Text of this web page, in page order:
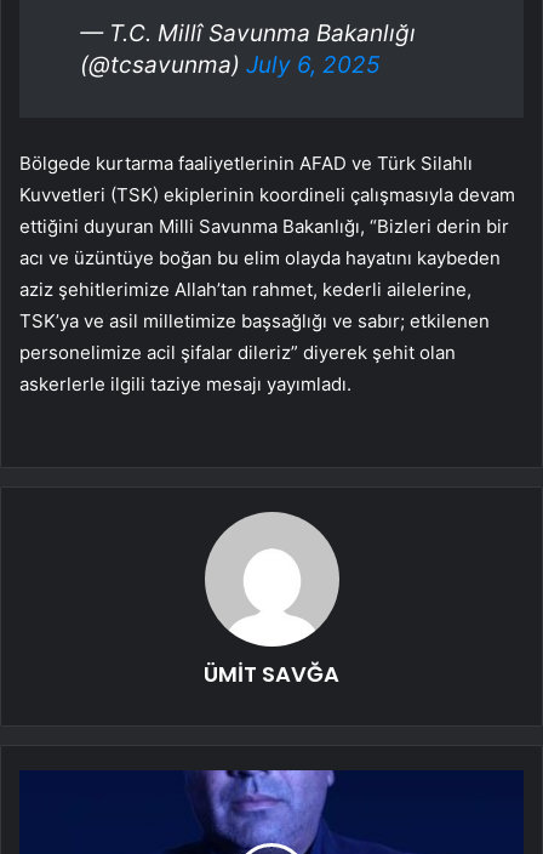
— T.C. Millî Savunma Bakanlığı
(@tcsavunma) July 6, 2025
Bölgede kurtarma faaliyetlerinin AFAD ve Türk Silahlı
Kuvvetleri (TSK) ekiplerinin koordineli çalışmasıyla devam
ettiğini duyuran Milli Savunma Bakanlığı, “Bizleri derin bir
acı ve üzüntüye boğan bu elim olayda hayatını kaybeden
aziz şehitlerimize Allah’tan rahmet, kederli ailelerine,
TSK’ya ve asil milletimize başsağlığı ve sabır; etkilenen
personelimize acil şifalar dileriz” diyerek şehit olan
askerlerle ilgili taziye mesajı yayımladı.
ÜMİT SAVĞA